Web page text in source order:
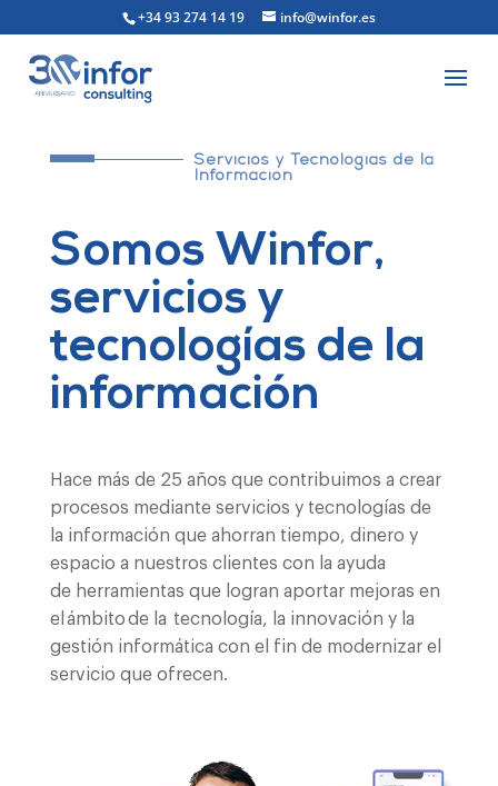
+34 93 274 14 19 info@winfor.es
Servicios y Tecnologías de la
Información
Somos Winfor,
servicios y
tecnologías de la
información
Hace más de 25 años que contribuimos a crear
procesos mediante servicios y tecnologías de
la información que ahorran tiempo, dinero y
espacio a nuestros clientes con la ayuda
de herramientas que logran aportar mejoras en
el ámbito de la tecnología, la innovación y la
gestión informática con el fin de modernizar el
servicio que ofrecen.